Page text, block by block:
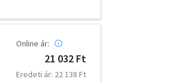
Online ár:
21 032 Ft
Eredeti ár: 22 138 Ft